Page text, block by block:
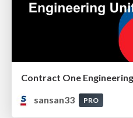
Contract One
sansan33
PRO